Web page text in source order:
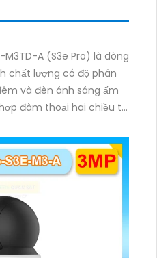
M3TD-A (S3e Pro) là dòng
chất lượng có độ phân
và đèn ánh sáng ấm
đàm thoại hai chiều to